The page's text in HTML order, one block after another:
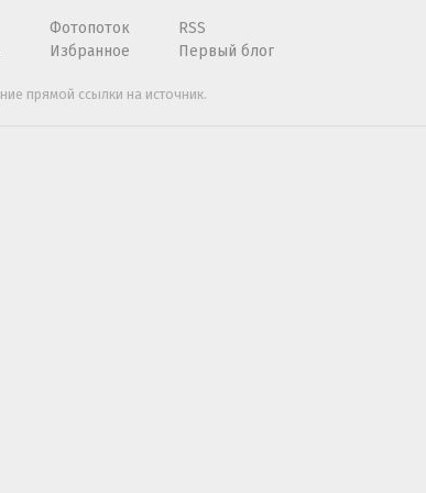
Фотопоток
Избранное
RSS
Первый блог
прямой ссылки на источник.